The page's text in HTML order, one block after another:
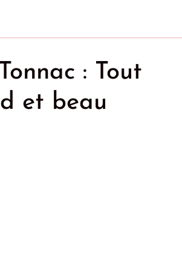
: Tout
et beau